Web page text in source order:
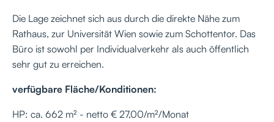
Die Lage zeichnet sich aus durch die direkte Nähe zum
Rathaus, zur Universität Wien sowie zum Schottentor. Das
Büro ist sowohl per Individualverkehr als auch öffentlich
sehr gut zu erreichen.
verfügbare Fläche/Konditionen:
HP: ca. 662 m² - netto € 27,00/m²/Monat